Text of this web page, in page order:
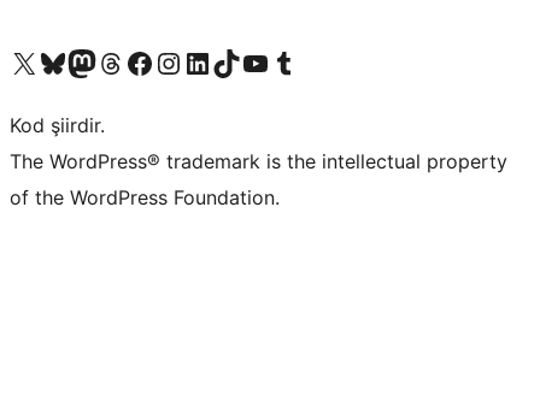
X (eski Twitter) hesabımıza bakın
Bluesky hesabımızı ziyaret edinMastodon hesabımızı ziyaret edinThreads hesabımızı ziyaret edinFacebook sayfamızı ziyaret edinInstagram hesabımızı ziyaret edinLinkedIn hesabımızı ziyaret edinTikTok hesabımızı ziyaret edinYouTube kanalımızı ziyaret edinTumblr hesabımızı ziyaret edin
Kod şiirdir.
The WordPress® trademark is the intellectual property
of the WordPress Foundation.